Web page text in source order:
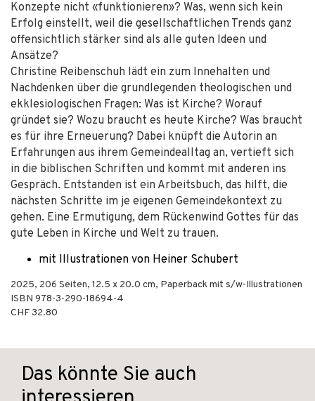
Konzepte nicht «funktionieren»? Was, wenn sich kein
Erfolg einstellt, weil die gesellschaftlichen Trends ganz
offensichtlich stärker sind als alle guten Ideen und
Ansätze?
Christine Reibenschuh lädt ein zum Innehalten und
Nachdenken über die grundlegenden theologischen und
ekklesiologischen Fragen: Was ist Kirche? Worauf
gründet sie? Wozu braucht es heute Kirche? Was braucht
es für ihre Erneuerung? Dabei knüpft die Autorin an
Erfahrungen aus ihrem Gemeindealltag an, vertieft sich
in die biblischen Schriften und kommt mit anderen ins
Gespräch. Entstanden ist ein Arbeitsbuch, das hilft, die
nächsten Schritte im je eigenen Gemeindekontext zu
gehen. Eine Ermutigung, dem Rückenwind Gottes für das
gute Leben in Kirche und Welt zu trauen.
mit Illustrationen von Heiner Schubert
2025, 206 Seiten, 12.5 x 20.0 cm, Paperback mit s/w-Illustrationen
ISBN 978-3-290-18694-4
CHF 32.80
Das könnte Sie auch